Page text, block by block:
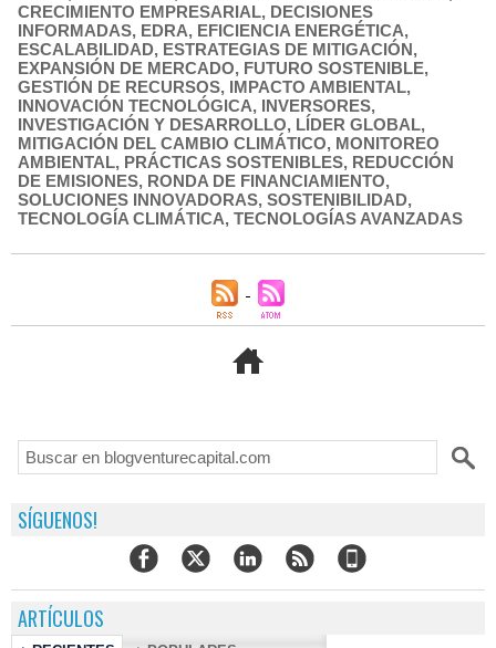
CRECIMIENTO EMPRESARIAL, DECISIONES
INFORMADAS, EDRA, EFICIENCIA ENERGÉTICA,
ESCALABILIDAD, ESTRATEGIAS DE MITIGACIÓN,
EXPANSIÓN DE MERCADO, FUTURO SOSTENIBLE,
GESTIÓN DE RECURSOS, IMPACTO AMBIENTAL,
INNOVACIÓN TECNOLÓGICA, INVERSORES,
INVESTIGACIÓN Y DESARROLLO, LÍDER GLOBAL,
MITIGACIÓN DEL CAMBIO CLIMÁTICO, MONITOREO
AMBIENTAL, PRÁCTICAS SOSTENIBLES, REDUCCIÓN
DE EMISIONES, RONDA DE FINANCIAMIENTO,
SOLUCIONES INNOVADORAS, SOSTENIBILIDAD,
TECNOLOGÍA CLIMÁTICA, TECNOLOGÍAS AVANZADAS
SÍGUENOS!
ARTÍCULOS